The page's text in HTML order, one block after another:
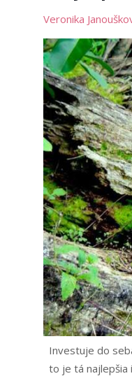
Veronika
Investuje do
to je tá najlepšia